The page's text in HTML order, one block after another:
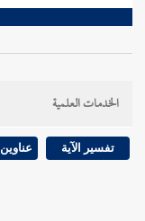
الخدمات العلمية
تفسير الآية